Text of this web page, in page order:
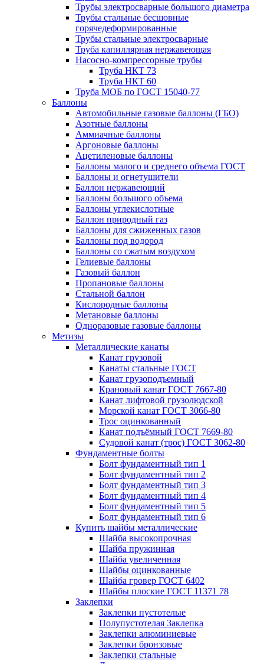
Трубы электросварные большого диаметра
Трубы стальные бесшовные
горячедеформированные
Трубы стальные электросварные
Труба капиллярная нержавеющая
Насосно-компрессорные трубы
Труба НКТ 73
Труба НКТ 60
Труба МОБ по ГОСТ 15040-77
Баллоны
Автомобильные газовые баллоны (ГБО)
Азотные баллоны
Аммиачные баллоны
Аргоновые баллоны
Ацетиленовые баллоны
Баллоны малого и среднего объема ГОСТ
Баллоны и огнетушители
Баллон нержавеющий
Баллоны большого объема
Баллоны углекислотные
Баллон природный газ
Баллоны для сжиженных газов
Баллоны под водород
Баллоны со сжатым воздухом
Гелиевые баллоны
Газовый баллон
Пропановые баллоны
Стальной баллон
Кислородные баллоны
Метановые баллоны
Одноразовые газовые баллоны
Метизы
Металлические канаты
Канат грузовой
Канаты стальные ГОСТ
Канат грузоподъемный
Крановый канат ГОСТ 7667-80
Канат лифтовой грузолюдской
Морской канат ГОСТ 3066-80
Трос оцинкованный
Канат подъёмный ГОСТ 7669-80
Судовой канат (трос) ГОСТ 3062-80
Фундаментные болты
Болт фундаментный тип 1
Болт фундаментный тип 2
Болт фундаментный тип 3
Болт фундаментный тип 4
Болт фундаментный тип 5
Болт фундаментный тип 6
Купить шайбы металлические
Шайба высокопрочная
Шайба пружинная
Шайба увеличенная
Шайбы оцинкованные
Шайба гровер ГОСТ 6402
Шайбы плоские ГОСТ 11371 78
Заклепки
Заклепки пустотелые
Полупустотелая Заклепка
Заклепки алюминиевые
Заклепки бронзовые
Заклепки стальные